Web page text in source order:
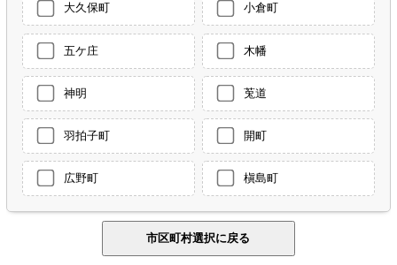
大久保町 小倉町
五ケ庄 木幡
神明 莵道
羽拍子町 開町
広野町 槇島町